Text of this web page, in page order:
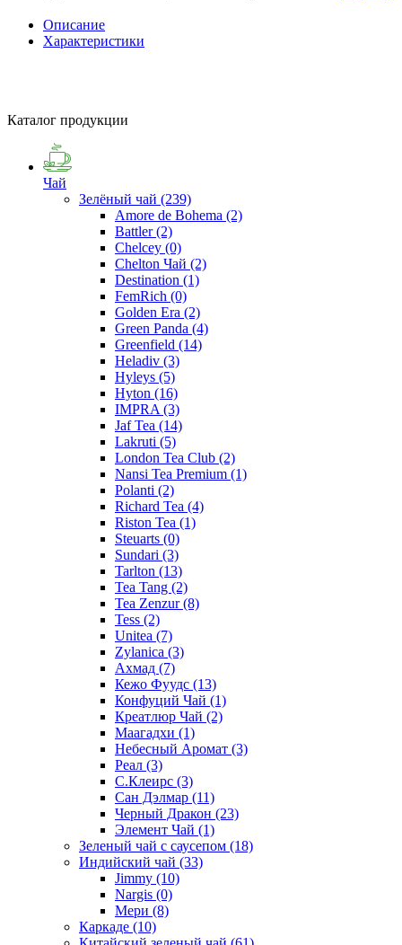
Описание
Характеристики
Каталог продукции
Чай
Зелёный чай (239)
Amore de Bohema (2)
Battler(2)
Chelcey (0)
Chelton Чай (2)
Destination (1)
FemRich (0)
Golden Era (2)
Green Panda (4)
Greenfield (14)
Heladiv (3)
Hyleys (5)
Hyton (16)
IMPRA (3)
Jaf Tea (14)
Lakruti (5)
London Tea Club (2)
Nansi Tea Premium (1)
Polanti (2)
Richard Tea (4)
Riston Tea (1)
Steuarts (0)
Sundari (3)
Tarlton (13)
Tea Tang (2)
Tea Zenzur(8)
Tess (2)
Unitea (7)
Zylanica (3)
Ахмад (7)
Кежо Фуудс (13)
Конфуций Чай (1)
Креатлюр Чай (2)
Маагадхи (1)
Небесный Аромат (3)
Реал (3)
С.Клеирс (3)
Сан Дэлмар (11)
Черный Дракон (23)
Элемент Чай (1)
Зеленый чай с саусепом (18)
Индийский чай (33)
Jimmy (10)
Nargis (0)
Мери (8)
Каркаде (10)